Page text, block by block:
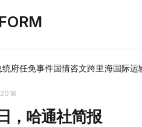
统府任免事件国情咨文跨里海国际运
，哈通社简报